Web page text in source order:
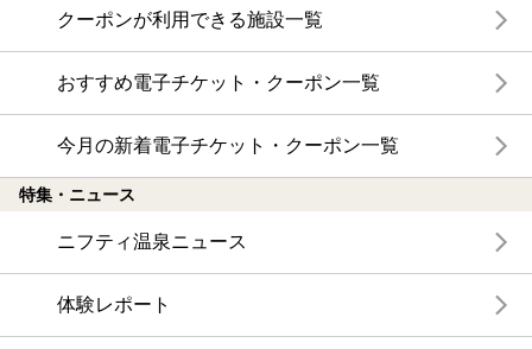
クーポンが利用できる施設一覧
おすすめ電子チケット・クーポン一覧
今月の新着電子チケット・クーポン一覧
特集・ニュース
ニフティ温泉ニュース
体験レポート